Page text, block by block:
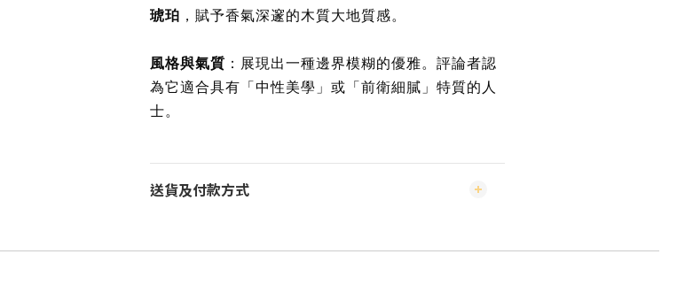
琥珀 ，賦予香氣深邃的木質大地質感。
風格與氣質 ：展現出一種邊界模糊的優雅。評論者認
為它適合具有「中性美學」或「前衛細膩」特質的人
士。
送貨及付款方式